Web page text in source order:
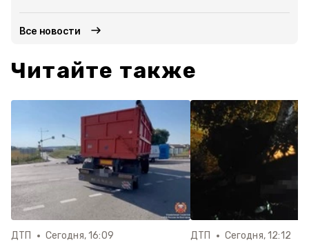
Все новости
Читайте также
ДТП Сегодня, 16:09 ДТП Сегодня, 12:12